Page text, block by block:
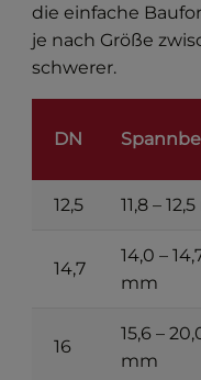
die einfache
je nach Größe
schwerer.
DN
12,5 11,8 –
14,7
14,0 –
mm
16
15,6 –
mm